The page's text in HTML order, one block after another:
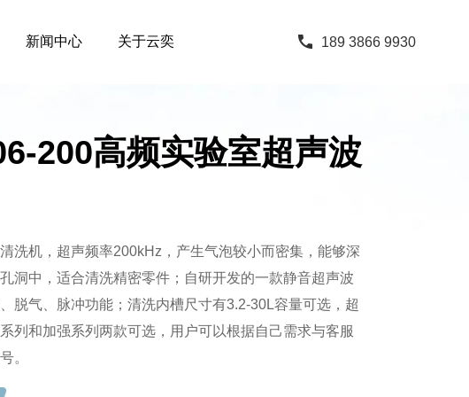
新闻中心 关于云奕 189 3866 9930
200高频实验室超声波
洗机，超声频率200kHz，产生气泡较小而密集，能够深
洞中，适合清洗精密零件；自研开发的一款静音超声波
脱气、脉冲功能；清洗内槽尺寸有3.2-30L容量可选，超
列和加强系列两款可选，用户可以根据自己需求与客服
。